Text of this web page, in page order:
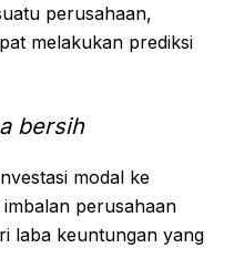
perusahaan,
melakukan prediksi
bersih
modal ke
perusahaan
laba keuntungan yang